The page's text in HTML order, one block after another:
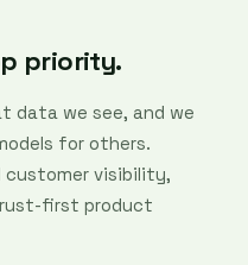
priority.
data we see, and we
for others.
customer visibility,
first product